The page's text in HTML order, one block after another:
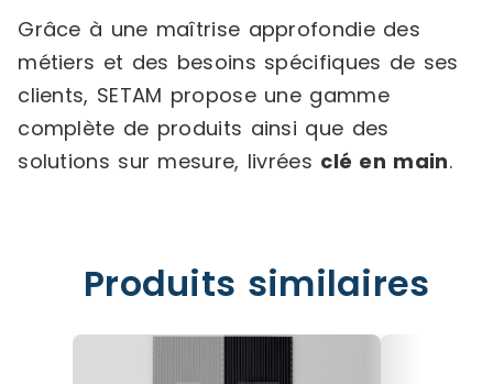
Grâce à une maîtrise approfondie des
métiers et des besoins spécifiques de ses
clients, SETAM propose une gamme
complète de produits ainsi que des
solutions sur mesure, livrées clé en main.
Produits similaires